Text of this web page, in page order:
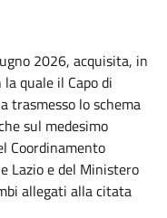
2026, acquisita, in
quale il Capo di
trasmesso lo schema
sul medesimo
Coordinamento
Lazio e del Ministero
allegati alla citata